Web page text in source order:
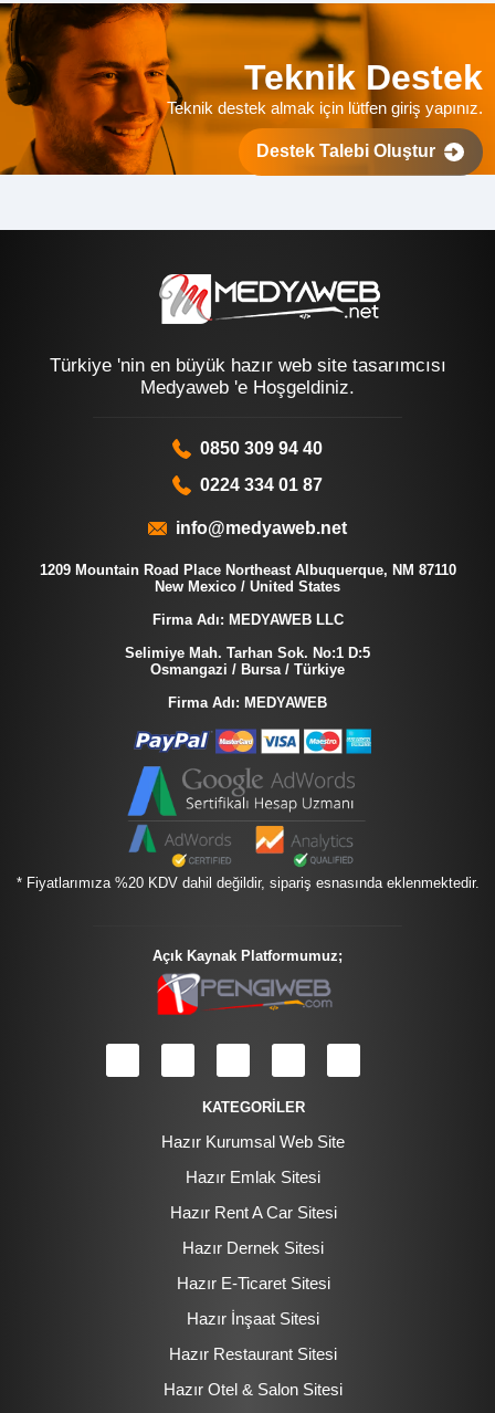
Teknik Destek
Teknik destek almak için lütfen giriş yapınız.
Destek Talebi Oluştur
Türkiye 'nin en büyük hazır web site tasarımcısı
Medyaweb 'e Hoşgeldiniz.
0850 309 94 40
0224 334 01 87
info@medyaweb.net
1209 Mountain Road Place Northeast Albuquerque, NM 87110
New Mexico / United States
Firma Adı: MEDYAWEB LLC
Selimiye Mah. Tarhan Sok. No:1 D:5
Osmangazi / Bursa / Türkiye
Firma Adı: MEDYAWEB
* Fiyatlarımıza %20 KDV dahil değildir, sipariş esnasında eklenmektedir.
Açık Kaynak Platformumuz;
KATEGORİLER
Hazır Kurumsal Web Site
Hazır Emlak Sitesi
Hazır Rent A Car Sitesi
Hazır Dernek Sitesi
Hazır E-Ticaret Sitesi
Hazır İnşaat Sitesi
Hazır Restaurant Sitesi
Hazır Otel & Salon Sitesi